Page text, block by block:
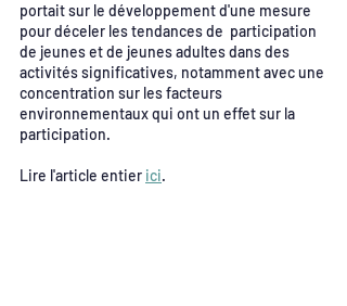
portait sur le développement d'une mesure
pour déceler les tendances de  participation
de jeunes et de jeunes adultes dans des
activités significatives, notamment avec une
concentration sur les facteurs
environnementaux qui ont un effet sur la
participation.
Lire l'article entier ici.